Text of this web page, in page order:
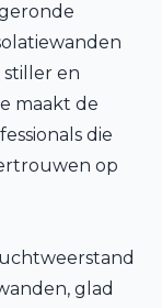
stiller en
maakt de
die
op
glad